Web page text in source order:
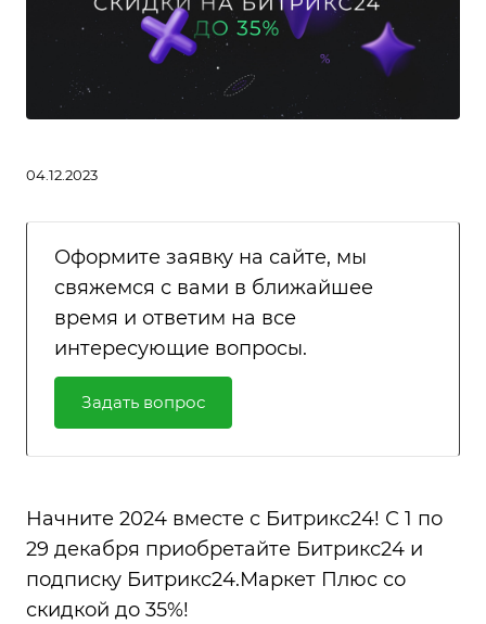
04.12.2023
Оформите заявку на сайте, мы
свяжемся с вами в ближайшее
время и ответим на все
интересующие вопросы.
Задать вопрос
Начните 2024 вместе с Битрикс24! С 1 по
29 декабря приобретайте Битрикс24 и
подписку Битрикс24.Маркет Плюс со
скидкой до 35%!